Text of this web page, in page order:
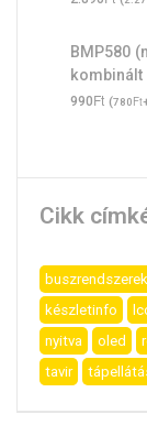
BMP580
kombinált
990Ft (780Ft
Cikk
buszrendszerek
készletinfo
nyitva
oled
tavir